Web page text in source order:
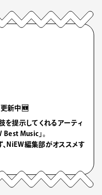
新中🆕
を提示してくれるアーティ
Best Music」。
NiEW編集部がオススメす